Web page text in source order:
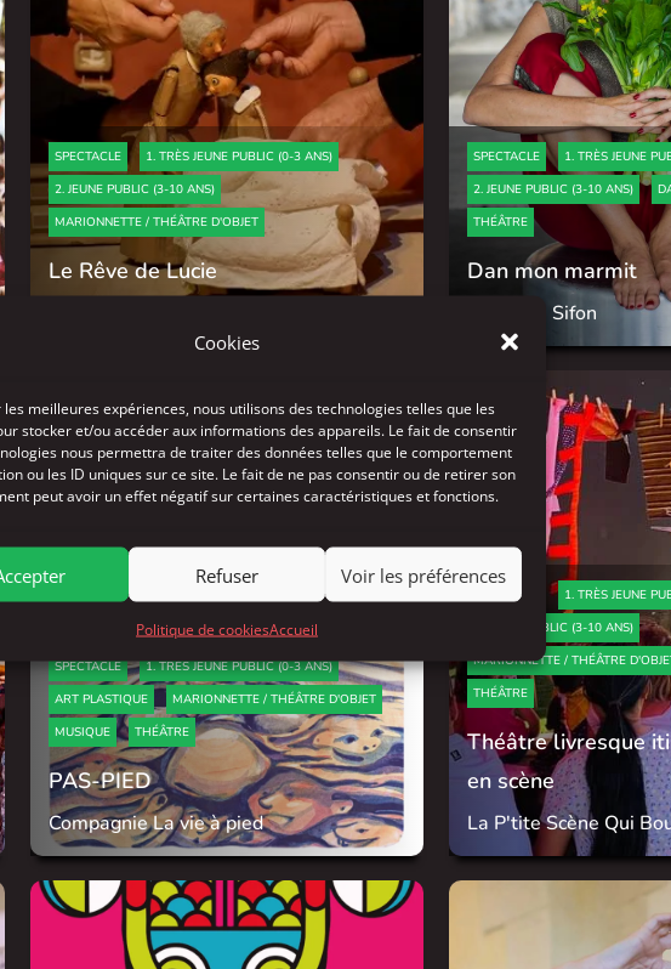
Cookies
meilleures expériences, nous utilisons des technologies telles que les
stocker et/ou accéder aux informations des appareils. Le fait de consentir
nous permettra de traiter des données telles que le comportement
ou les ID uniques sur ce site. Le fait de ne pas consentir ou de retirer son
peut avoir un effet négatif sur certaines caractéristiques et fonctions.
Refuser Voir les préférences
Politique de cookiesAccueil
SPECTACLE
1. TRÈS JEUNE PUBLIC (0-3 ANS)
2. JEUNE PUBLIC (3-10 ANS)
MARIONNETTE / THÉÂTRE D'OBJET
Le Rêve de Lucie
SPECTACLE
1. TRÈS JEUNE
2. JEUNE PUBLIC (3-10 ANS)
THÉÂTRE
Dan mon marmit
Cie Baba Sifon
SPECTACLE
1. TRÈS JEUNE PUBLIC (0-3 ANS)
ART PLASTIQUE
MARIONNETTE / THÉÂTRE D'OBJET
MUSIQUE
THÉÂTRE
PAS-PIED
Compagnie La vie à pied
SPECTACLE
1. TRÈS JEUNE
2. JEUNE PUBLIC (3-10 ANS)
MARIONNETTE / THÉÂTRE
THÉÂTRE
Théâtre livresque
en scène
La P'tite Scène Qui